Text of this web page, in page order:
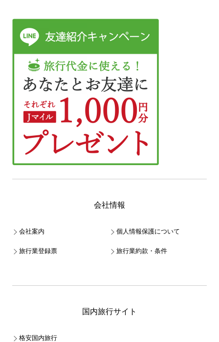
会社情報
会社案内 個人情報保護について
旅行業登録票 旅行業約款・条件
国内旅行サイト
格安国内旅行